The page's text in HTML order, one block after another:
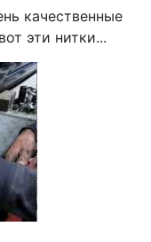
качественные
эти нитки...